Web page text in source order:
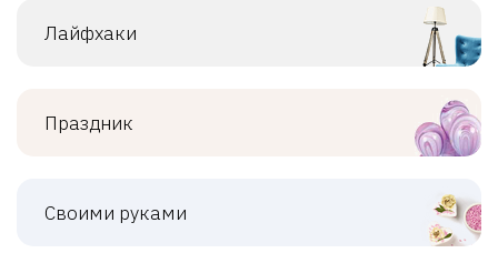
Лайфхаки
Праздник
Своими руками